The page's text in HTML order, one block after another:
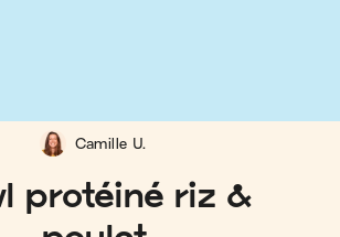
protéiné riz &
Camille U.